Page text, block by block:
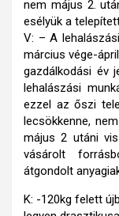
nem május 2.
esélyük a
V: – A
március vége-
gazdálkodási év
lehalászási
ezzel az őszi
lecsökkenne,
május 2 utáni
vásárolt
átgondolt
K: -120kg felett